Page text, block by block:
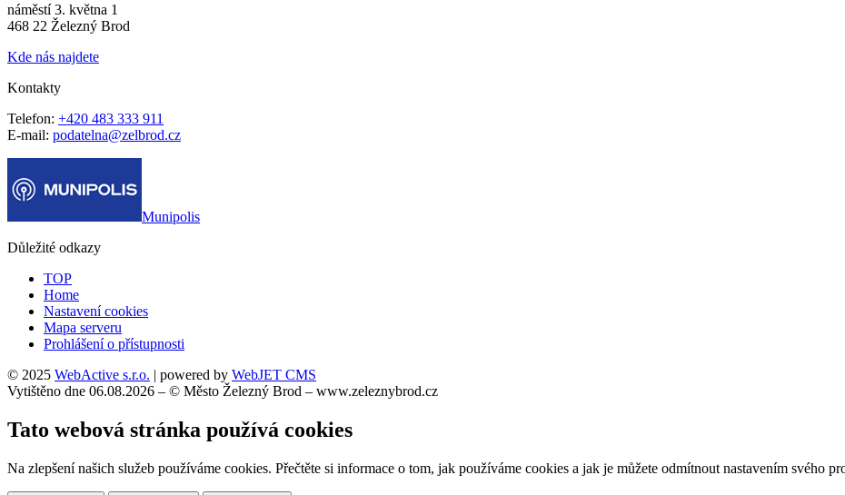
náměstí 3. května 1
468 22 Železný Brod
Kde nás najdete
Kontakty
Telefon: +420 483 333 911
E-mail: podatelna@zelbrod.cz
Munipolis
Důležité odkazy
TOP
Home
Nastavení cookies
Mapa serveru
Prohlášení o přístupnosti
© 2025 WebActive s.r.o. | powered by WebJET CMS
Vytištěno dne 06.08.2026 – © Město Železný Brod – www.zeleznybrod.cz
Tato webová stránka používá cookies
Na zlepšení našich služeb používáme cookies. Přečtěte si informace o tom, jak používáme cookies a jak je můžete odmítnout nastavením svého